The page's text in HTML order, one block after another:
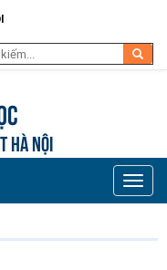
HÀ NỘI
Toggle